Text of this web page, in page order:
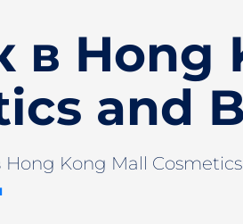
в Hong
and
Hong Kong Mall